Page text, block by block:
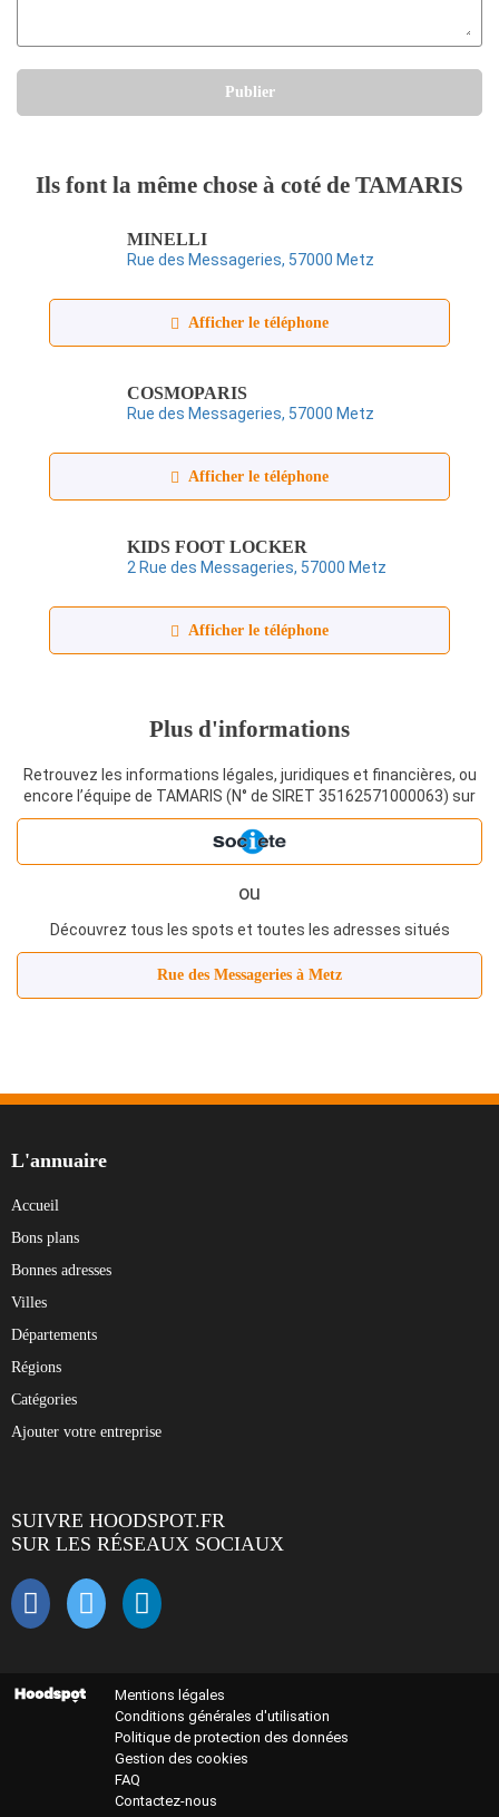
Publier
Ils font la même chose à coté de TAMARIS
MINELLI
Rue des Messageries, 57000 Metz
Afficher le téléphone
COSMOPARIS
Rue des Messageries, 57000 Metz
Afficher le téléphone
KIDS FOOT LOCKER
2 Rue des Messageries, 57000 Metz
Afficher le téléphone
Plus d'informations
Retrouvez les informations légales, juridiques et financières, ou
encore l’équipe de TAMARIS (N° de SIRET 35162571000063) sur
ou
Découvrez tous les spots et toutes les adresses situés
Rue des Messageries à Metz
L'annuaire
Accueil
Bons plans
Bonnes adresses
Villes
Départements
Régions
Catégories
Ajouter votre entreprise
SUIVRE HOODSPOT.FR
SUR LES RÉSEAUX SOCIAUX
Mentions légales
Conditions générales d'utilisation
Politique de protection des données
Gestion des cookies
FAQ
Contactez-nous